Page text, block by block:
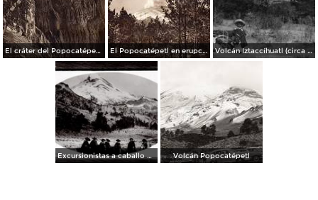
El cráter del Popocatépetl (circa 1920) El Popocatépetl en erupción, desde Tlamacas (circa 1920) Volcán Iztaccíhuatl (circa 1920)
Excursionistas a caballo en el Volcán Iztaccíhuatl (circa 1909) Volcán Popocatépetl